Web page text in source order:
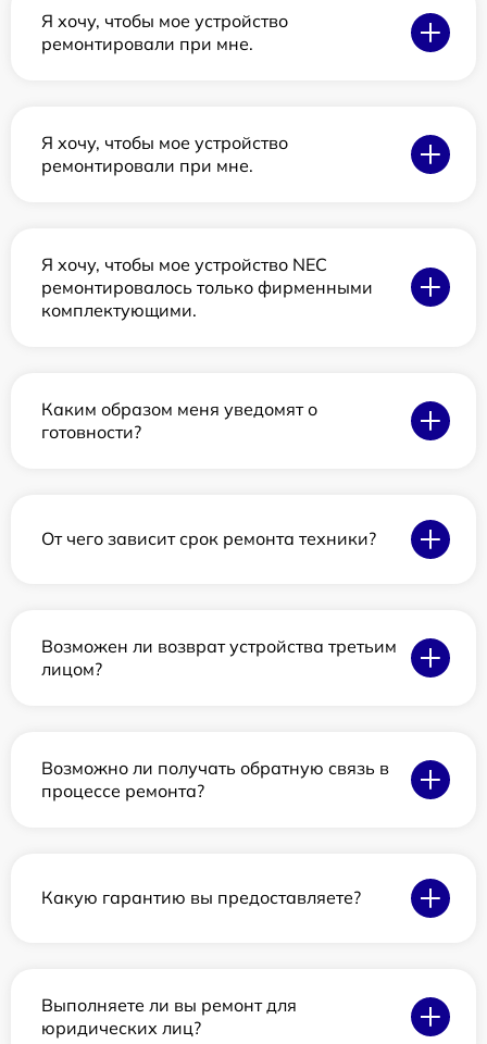
Я хочу, чтобы мое устройство
ремонтировали при мне.
Я хочу, чтобы мое устройство
ремонтировали при мне.
Я хочу, чтобы мое устройство NEC
ремонтировалось только фирменными
комплектующими.
Каким образом меня уведомят о
готовности?
От чего зависит срок ремонта техники?
Возможен ли возврат устройства третьим
лицом?
Возможно ли получать обратную связь в
процессе ремонта?
Какую гарантию вы предоставляете?
Выполняете ли вы ремонт для
юридических лиц?